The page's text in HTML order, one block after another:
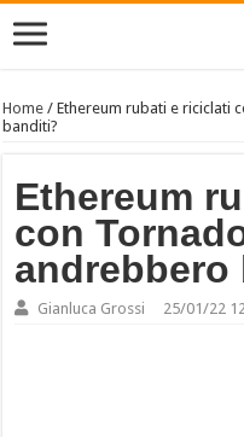
Home /Ethereum rubati e riciclati
banditi?
Ethereum
con
andrebbero
Gianluca Grossi 25/01/22